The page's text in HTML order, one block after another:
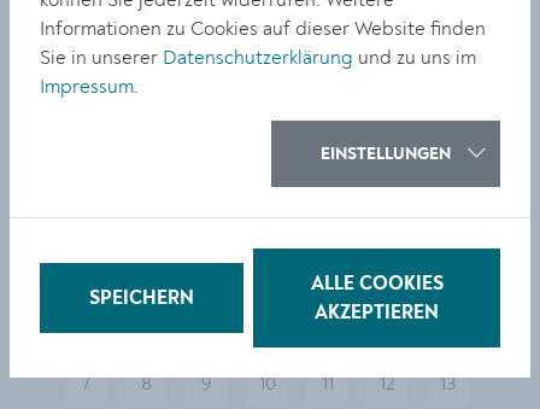
Lesung: Dichtung der
« 1 2
7 8 9 10 11 12 13
Informationen zu Cookies auf dieser Website finden
Sie in unserer Datenschutzerklärung und zu uns im
Impressum.
EINSTELLUNGEN
SPEICHERN
ALLE COOKIES
AKZEPTIEREN